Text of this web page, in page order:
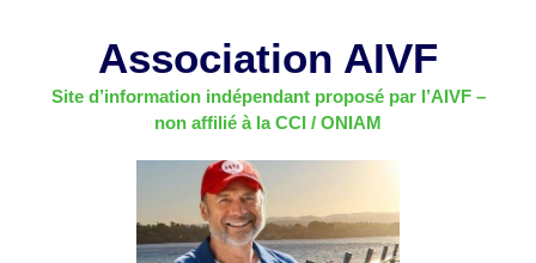
Association AIVF
Site d’information indépendant proposé par l’AIVF –
non affilié à la CCI / ONIAM